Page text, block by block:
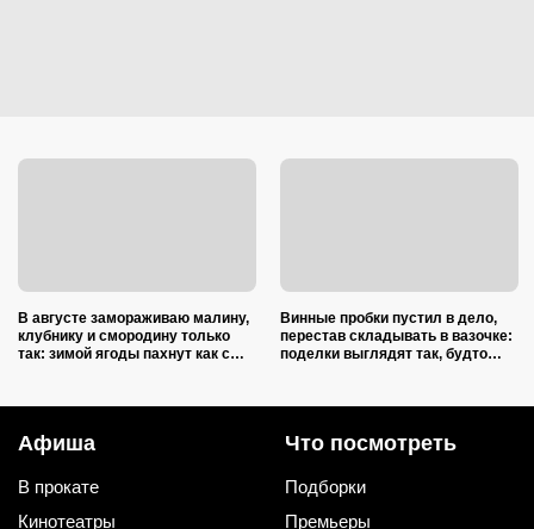
В августе замораживаю малину,
клубнику и смородину только
так: зимой ягоды пахнут как с
Винные пробки пустил в дело,
перестав складывать в вазочке:
поделки выглядят так, будто
Афиша
В прокате
Кинотеатры
Что посмотреть
Подборки
Премьеры